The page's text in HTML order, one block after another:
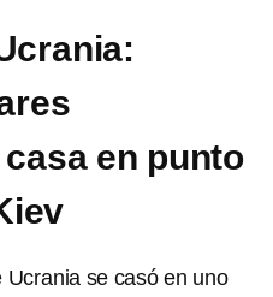
en punto
se casó en uno